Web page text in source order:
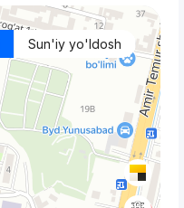
Sun'iy yo'ldosh